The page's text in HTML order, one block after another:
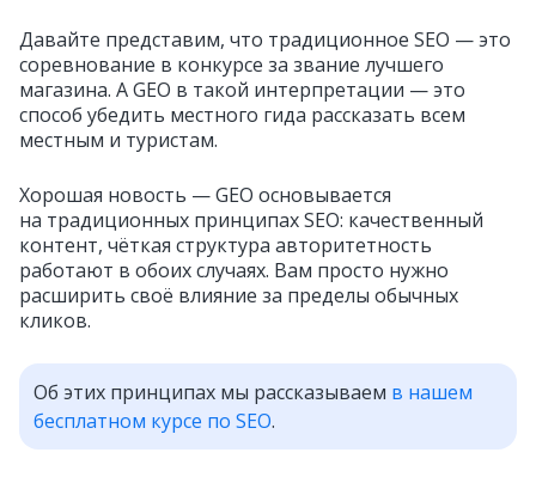
Давайте представим, что традиционное SEO — это
соревнование в конкурсе за звание лучшего
магазина. А GEO в такой интерпретации — это
способ убедить местного гида рассказать всем
местным и туристам.
Хорошая новость — GEO основывается
на традиционных принципах SEO: качественный
контент, чёткая структура авторитетность
работают в обоих случаях. Вам просто нужно
расширить своё влияние за пределы обычных
кликов.
Об этих принципах мы рассказываем в нашем
бесплатном курсе по SEO.